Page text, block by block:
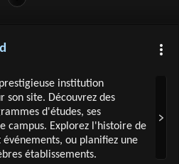
institution
son site. Découvrez des
d'études, ses
campus. Explorez l'histoire de
ou planifiez une
établissements.